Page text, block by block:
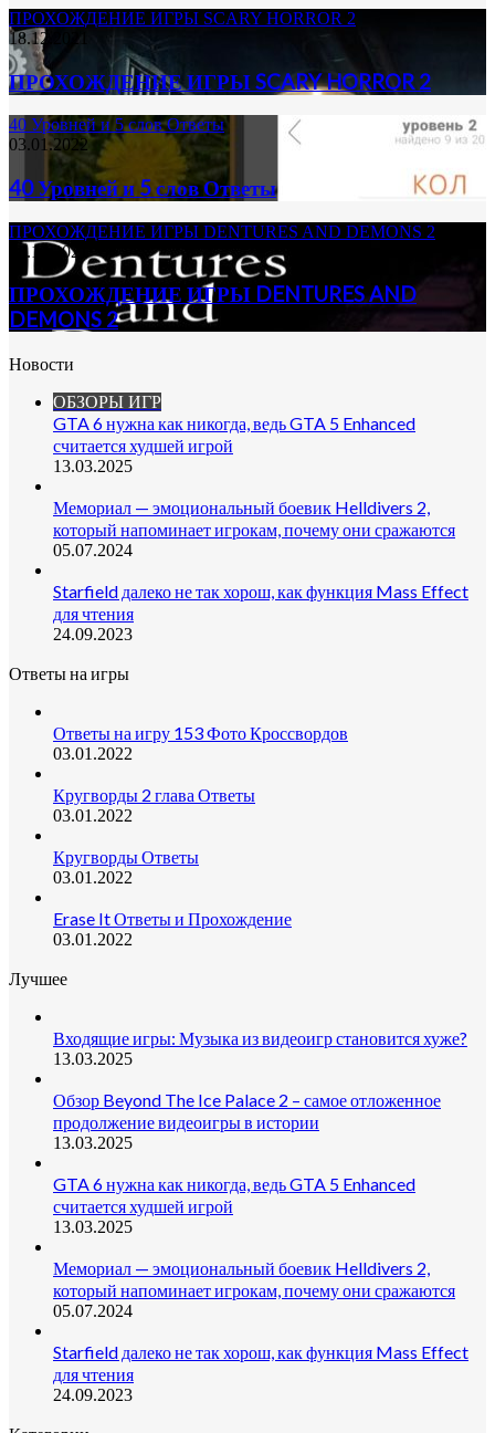
ПРОХОЖДЕНИЕ ИГРЫ SCARY HORROR 2
18.12.2021
ПРОХОЖДЕНИЕ ИГРЫ SCARY HORROR 2
40 Уровней и 5 слов Ответы
03.01.2022
40 Уровней и 5 слов Ответы
ПРОХОЖДЕНИЕ ИГРЫ DENTURES AND DEMONS 2
18.12.2021
ПРОХОЖДЕНИЕ ИГРЫ DENTURES AND
DEMONS 2
Новости
ОБЗОРЫ ИГР
GTA 6 нужна как никогда, ведь GTA 5 Enhanced
считается худшей игрой
13.03.2025
Мемориал — эмоциональный боевик Helldivers 2,
который напоминает игрокам, почему они сражаются
05.07.2024
Starfield далеко не так хорош, как функция Mass Effect
для чтения
24.09.2023
Ответы на игры
Ответы на игру 153 Фото Кроссвордов
03.01.2022
Кругворды 2 глава Ответы
03.01.2022
Кругворды Ответы
03.01.2022
Erase It Ответы и Прохождение
03.01.2022
Лучшее
Входящие игры: Музыка из видеоигр становится хуже?
13.03.2025
Обзор Beyond The Ice Palace 2 – самое отложенное
продолжение видеоигры в истории
13.03.2025
GTA 6 нужна как никогда, ведь GTA 5 Enhanced
считается худшей игрой
13.03.2025
Мемориал — эмоциональный боевик Helldivers 2,
который напоминает игрокам, почему они сражаются
05.07.2024
Starfield далеко не так хорош, как функция Mass Effect
для чтения
24.09.2023